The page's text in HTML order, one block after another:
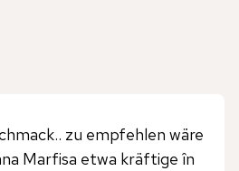
zu empfehlen wäre
Marfisa etwa kräftige în